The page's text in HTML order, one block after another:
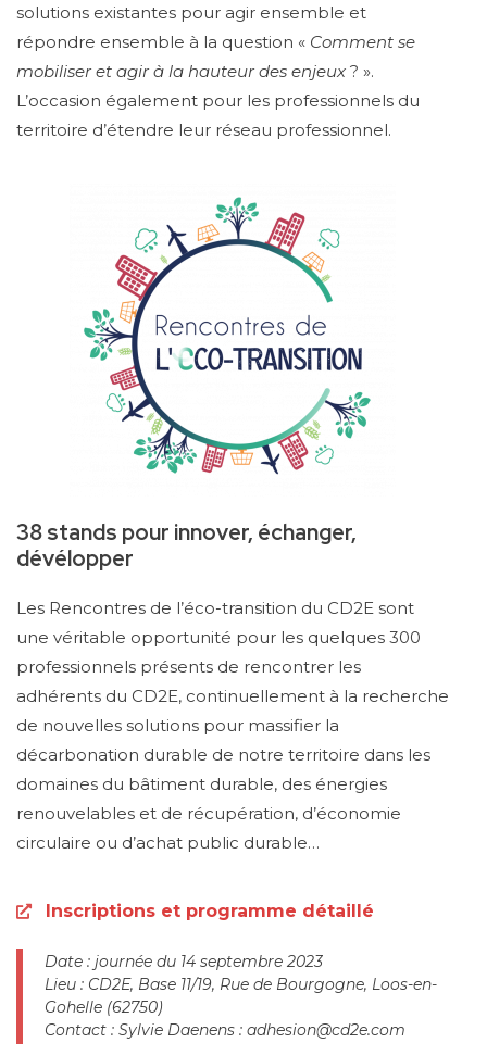
solutions existantes pour agir ensemble et
répondre ensemble à la question « Comment se
mobiliser et agir à la hauteur des enjeux ? ».
L’occasion également pour les professionnels du
territoire d’étendre leur réseau professionnel.
38 stands pour innover, échanger,
dévélopper
Les Rencontres de l’éco-transition du CD2E sont
une véritable opportunité pour les quelques 300
professionnels présents de rencontrer les
adhérents du CD2E, continuellement à la recherche
de nouvelles solutions pour massifier la
décarbonation durable de notre territoire dans les
domaines du bâtiment durable, des énergies
renouvelables et de récupération, d’économie
circulaire ou d’achat public durable…
Inscriptions et programme détaillé
Date : journée du 14 septembre 2023
Lieu : CD2E, Base 11/19, Rue de Bourgogne, Loos-en-
Gohelle (62750)
Contact : Sylvie Daenens : adhesion@cd2e.com